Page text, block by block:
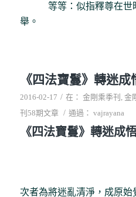
等等：似指釋尊在世時
舉。
《四法寶鬘》轉迷
2016-02-17 / 在： 金剛乘季刊 , 金
刊58期文章 / 通過： vajrayana
《四法寶鬘》轉迷成
次者為將迷亂清淨，成原始